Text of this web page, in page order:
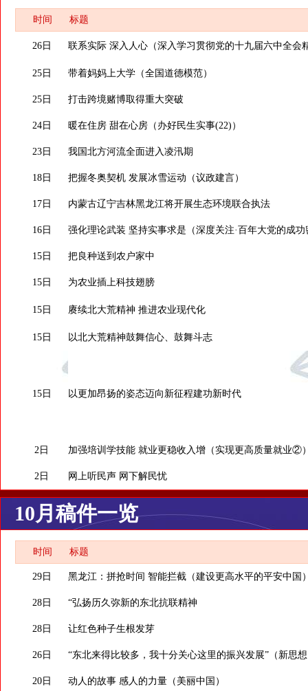
时间 标题
26日 联系实际 深入人心（深入学习贯彻党的十九届六中全会
25日 带着妈妈上大学（全国道德模范）
25日 打击跨境赌博取得重大突破
24日 暖在住房 甜在心房（办好民生实事(22)）
23日 我国北方河流全面进入凌汛期
18日 把握冬奥契机 发展冰雪运动（议政建言）
17日 内蒙古辽宁吉林黑龙江将开展生态环境联合执法
16日 强化理论武装 坚持实事求是（深度关注·百年大党的成
15日 把良种送到农户家中
15日 为农业插上科技翅膀
15日 赓续北大荒精神 推进农业现代化
15日 以北大荒精神鼓舞信心、鼓舞斗志
15日 以更加昂扬的姿态迈向新征程建功新时代
2日 加强培训学技能 就业更稳收入增（实现更高质量就业②
2日 网上听民声 网下解民忧
10月稿件一览
时间 标题
29日 黑龙江：拼抢时间 智能拦截（建设更高水平的平安中国
28日 “弘扬历久弥新的东北抗联精神
28日 让红色种子生根发芽
26日 “东北来得比较多，我十分关心这里的振兴发展”（新思
20日 动人的故事 感人的力量（美丽中国）